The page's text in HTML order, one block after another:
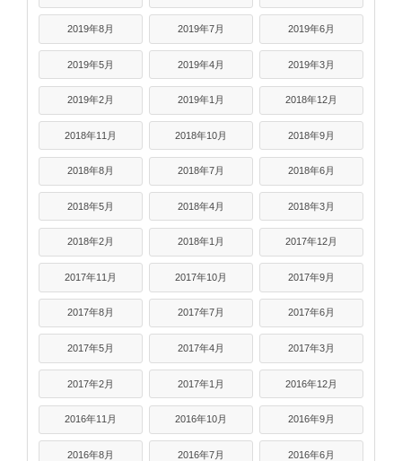
2019年8月 2019年7月 2019年6月
2019年5月 2019年4月 2019年3月
2019年2月 2019年1月 2018年12月
2018年11月 2018年10月 2018年9月
2018年8月 2018年7月 2018年6月
2018年5月 2018年4月 2018年3月
2018年2月 2018年1月 2017年12月
2017年11月 2017年10月 2017年9月
2017年8月 2017年7月 2017年6月
2017年5月 2017年4月 2017年3月
2017年2月 2017年1月 2016年12月
2016年11月 2016年10月 2016年9月
2016年8月 2016年7月 2016年6月